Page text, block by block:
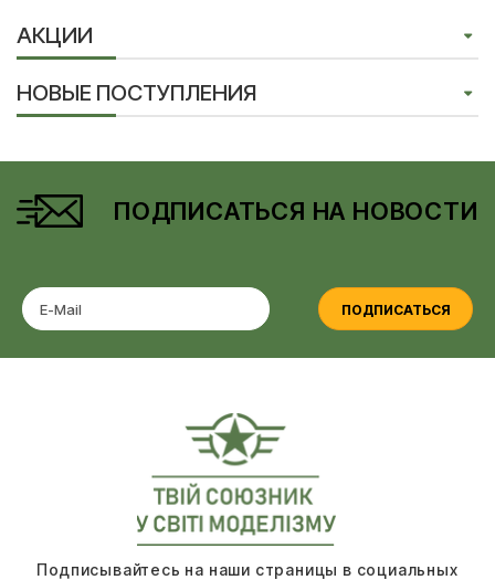
АКЦИИ
НОВЫЕ ПОСТУПЛЕНИЯ
ПОДПИСАТЬСЯ НА НОВОСТИ
ПОДПИСАТЬСЯ
Подписывайтесь на наши страницы в социальных